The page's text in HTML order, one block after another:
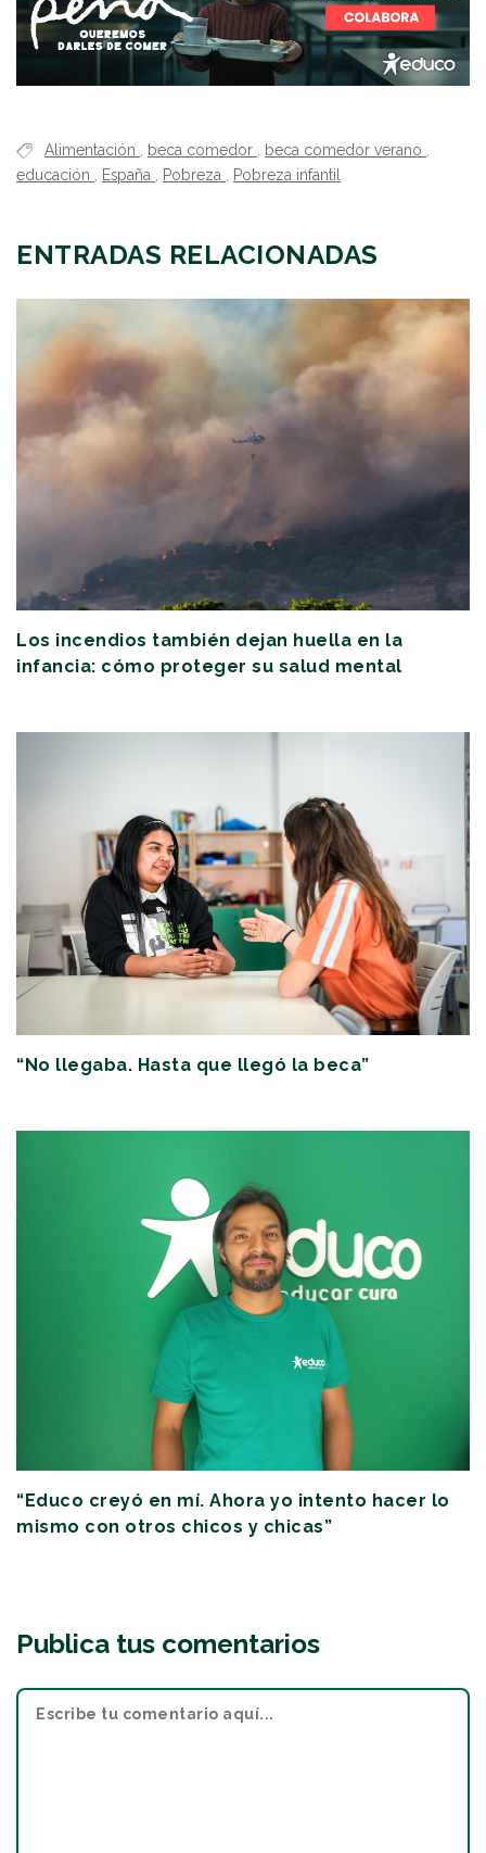
Alimentación beca comedor beca comedor verano
educación
España Pobreza Pobreza infantil
ENTRADAS RELACIONADAS
Los incendios también dejan huella en la
infancia: cómo proteger su salud mental
“No llegaba. Hasta que llegó la beca”
“Educo creyó en mí. Ahora yo intento hacer lo
mismo con otros chicos y chicas”
Publica tus comentarios